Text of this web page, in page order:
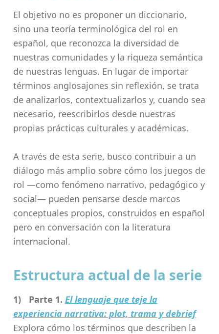
El objetivo no es proponer un diccionario,
sino una teoría terminológica del rol en
español, que reconozca la diversidad de
nuestras comunidades y la riqueza semántica
de nuestras lenguas. En lugar de importar
términos anglosajones sin reflexión, se trata
de analizarlos, contextualizarlos y, cuando sea
necesario, reescribirlos desde nuestras
propias prácticas culturales y académicas.
A través de esta serie, busco contribuir a un
diálogo más amplio sobre cómo los juegos de
rol —como fenómeno narrativo, pedagógico y
social— pueden pensarse desde marcos
conceptuales propios, construidos en español
pero en conversación con la literatura
internacional.
Estructura actual de la serie
Parte 1. El lenguaje que teje la
experiencia narrativa: plot, trama y debrief
Explora cómo los términos que describen la